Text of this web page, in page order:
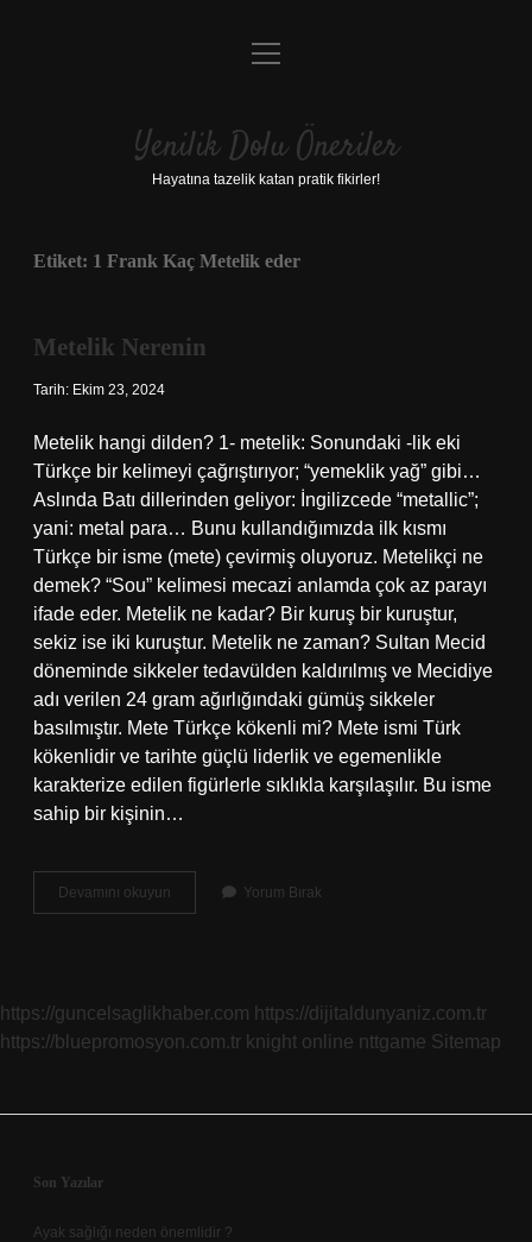
Anasayfa
Yasal Uyarı
menüyü
Yenilik Dolu Öneriler
Hayatına tazelik katan pratik fikirler!
Etiket: 1 Frank Kaç Metelik eder
Metelik Nerenin
Tarih: Ekim 23, 2024
Metelik hangi dilden? 1- metelik: Sonundaki -lik eki
Türkçe bir kelimeyi çağrıştırıyor; “yemeklik yağ” gibi…
Aslında Batı dillerinden geliyor: İngilizcede “metallic”;
yani: metal para… Bunu kullandığımızda ilk kısmı
Türkçe bir isme (mete) çevirmiş oluyoruz. Metelikçi ne
demek? “Sou” kelimesi mecazi anlamda çok az parayı
ifade eder. Metelik ne kadar? Bir kuruş bir kuruştur,
sekiz ise iki kuruştur. Metelik ne zaman? Sultan Mecid
döneminde sikkeler tedavülden kaldırılmış ve Mecidiye
adı verilen 24 gram ağırlığındaki gümüş sikkeler
basılmıştır. Mete Türkçe kökenli mi? Mete ismi Türk
kökenlidir ve tarihte güçlü liderlik ve egemenlikle
karakterize edilen figürlerle sıklıkla karşılaşılır. Bu isme
sahip bir kişinin…
Devamını okuyun
Nerenin
Yorum Bırak
https://guncelsaglikhaber.com https://dijitaldunyaniz.com.tr
https://bluepromosyon.com.tr knight online nttgame Sitemap
Sidebar
Son Yazılar
Ayak sağlığı neden önemlidir ?